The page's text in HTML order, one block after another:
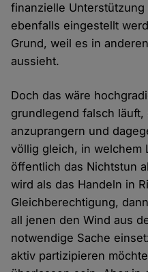
finanzielle
ebenfalls eingestellt
Grund, weil es in
aussieht.
Doch das wäre
grundlegend falsch
anzuprangern und
völlig gleich, in welchem
öffentlich das Nichtstun
wird als das Handeln in
Gleichberechtigung,
all jenen den Wind aus
notwendige Sache
aktiv partizipieren